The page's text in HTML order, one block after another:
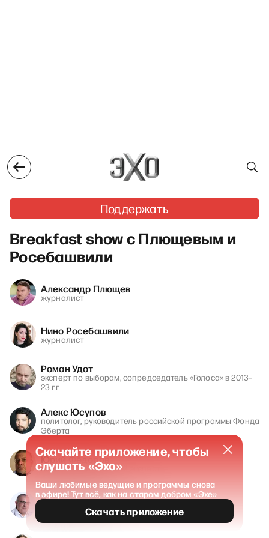
Поддержать
Breakfast show с Плющевым и
Росебашвили
Александр Плющев
журналист
Нино Росебашвили
журналист
Роман Удот
эксперт по выборам, сопредседатель «Голоса» в 2013–
23 гг
Алекс Юсупов
политолог, руководитель российской программы Фонда
Эберта
Юрий Фёдоров
военно-политический эксперт
Борис Надеждин
Скачайте приложение, чтобы
слушать «Эхо»
Ваши любимые ведущие и программы снова
в эфире! Тут всё, как на старом добром «Эхе»
Скачать приложение